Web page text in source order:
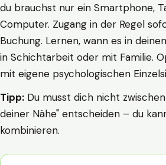
du brauchst nur ein Smartphone,
Computer. Zugang in der Regel
Buchung. Lernen, wann es in
in Schichtarbeit oder mit Familie.
mit eigene psychologischen
Tipp: Du musst dich nicht zwischen
deiner Nähe" entscheiden – du
kombinieren.